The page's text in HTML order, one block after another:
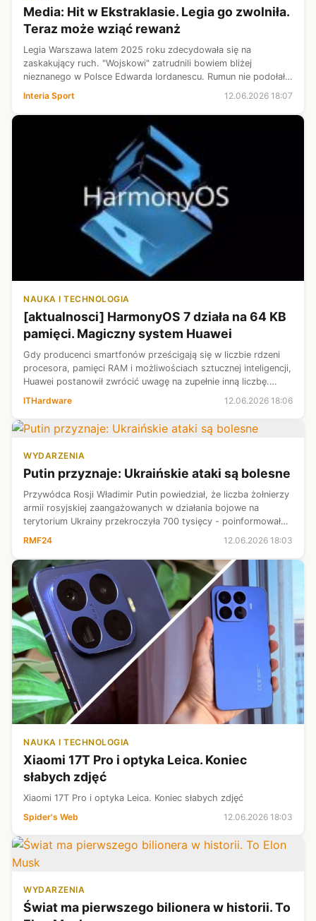
Media: Hit w Ekstraklasie. Legia go zwolniła.
Teraz może wziąć rewanż
Legia Warszawa latem 2025 roku zdecydowała się na
zaskakujący ruch. "Wojskowi" zatrudnili bowiem bliżej
nieznanego w Polsce Edwarda Iordanescu. Rumun nie podołał
zwolniony. Od tego czasu pozostaj...
Interia Sport 12.06.2026 18:07
NAUKA I TECHNOLOGIA
[aktualnosci] HarmonyOS 7 działa na 64 KB
pamięci. Magiczny system Huawei
Gdy producenci smartfonów prześcigają się w liczbie rdzeni
procesora, pamięci RAM i możliwościach sztucznej inteligencji,
Huawei postanowił zwrócić uwagę na zupełnie inną liczbę.
zaprezentowała Harmon...
ITHardware 12.06.2026 18:06
WYDARZENIA
Putin przyznaje: Ukraińskie ataki są bolesne
​Przywódca Rosji Władimir Putin powiedział, że liczba żołnierzy
armii rosyjskiej zaangażowanych w działania bojowe na
terytorium Ukrainy przekroczyła 700 tysięcy - poinformowała
RMF24 12.06.2026 18:03
NAUKA I TECHNOLOGIA
Xiaomi 17T Pro i optyka Leica. Koniec
słabych zdjęć
Xiaomi 17T Pro i optyka Leica. Koniec słabych zdjęć
Spider's Web
12.06.2026 18:03
WYDARZENIA
Świat ma pierwszego bilionera w historii. To